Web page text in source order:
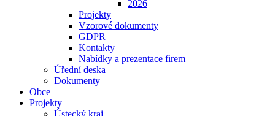
2026
Projekty
Vzorové dokumenty
GDPR
Kontakty
Nabídky a prezentace firem
Úřední deska
Dokumenty
Obce
Projekty
Ústecký kraj